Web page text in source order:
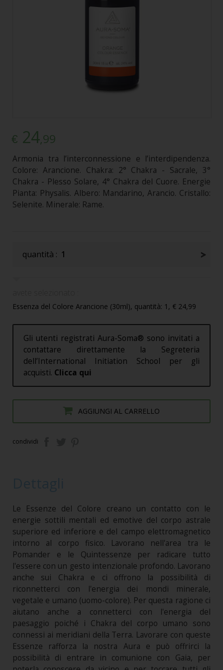
€ 24,99
Armonia tra l’interconnessione e l’interdipendenza.
Colore: Arancione. Chakra: 2° Chakra - Sacrale, 3°
Chakra - Plesso Solare, 4° Chakra del Cuore. Energie
Pianta: Physalis. Albero: Mandarino, Arancio. Cristallo:
Selenite. Minerale: Rame.
quantità : 1
Essenza del Colore Arancione (30ml), quantità: 1, € 24,99
Gli utenti registrati Aura-Soma® sono invitati a
contattare direttamente la Segreteria
dell’International Initiation School per gli
acquisti. Clicca qui
AGGIUNGI AL CARRELLO
condividi
Le Essenze del Colore creano un contatto con le
energie sottili mentali ed emotive del corpo astrale
superiore ed inferiore e del campo elettromagnetico
intorno al corpo fisico. Lavorano nell'area tra le
Pomander e le Quintessenze per radicare tutto
l'essere con un gesto intenzionale profondo. Lavorano
anche sui Chakra e ci offrono la possibilità di
riconnetterci con l'energia dei mondi minerale,
vegetale e umano (uomo-colore). Per questa ragione ci
aiutano anche a connetterci con l'energia del
paesaggio poiché i Chakra del corpo umano sono
connessi ai meridiani della Terra. Lavorare con queste
Essenze rafforza la nostra Aura e può offrirci la
possibilità di entrare in comunione con Gaia, per